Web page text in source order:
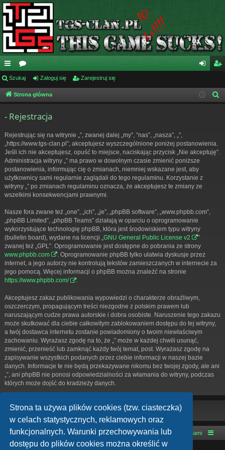
Strona ta używa plików cookies (tzw. ciasteczka)
w celach statystycznych, reklamowych oraz
funkcjonalnych. Warunki przechowywania lub
dostępu do plików cookies można określić w
ię
ce
or
a og ej
si
Szukaj Zaloguj się Zarejestruj się
Strona główna
- Rejestracja
Rejestrując się na witrynie „”, zwanej dalej „my”, ”nas”, „nasza”, „”,
„https://www.tgs-clan.pl”, akceptujesz wyszczególnione poniżej postanowienia.
Jeśli ich nie akceptujesz, opuść to miejsce, naciskając przycisk „Nie akceptuję”.
Administracja witryny „” ma prawo w dowolnym czasie zmienić poniższe
postanowienia, informując cię o zmianach, niemniej wskazane jest, aby
użytkownicy sami regularnie zaglądali do tego regulaminu. Korzystanie z
witryny „” po zmianach regulaminu oznacza, że akceptujesz te zmiany ze
wszelkimi konsekwencjami prawnymi.
Nasze fora zwane też „one”, „ich”, „je”, „phpBB software”, „www.phpbb.com”,
„phpBB Limited”, „phpBB Teams” działają w oparciu o oprogramowanie
wykorzystujące technologię phpBB, która jest środowiskiem typu witryny
(bulletin board), wydane na licencji „ GNU General Public License v2
”
zwanej też „GPL”. Oprogramowanie jest dostępne do pobrania ze strony
www.phpbb.com
. Oprogramowanie phpBB tylko ułatwia dyskusje przez
internet, a jego autorzy nie kontrolują tekstów zamieszczanych w internecie za
jego pomocą. Więcej informacji o phpBB można znaleźć na stronie
https://www.phpbb.com/
.
Akceptujesz zakaz publikowania wypowiedzi o charakterze obraźliwym,
oszczerczym, propagującym treści niezgodne z polskim prawem lub
naruszającym cudze prawa autorskie i dobra osobiste. Naruszenie tego zakazu
może skutkować dla ciebie całkowitym zablokowaniem dostępu do tej witryny,
a twój dostawca internetu zostanie powiadomiony o twoim niewłaściwym
zachowaniu. Wyrażasz zgodę na to, że „” może w każdej chwili usunąć,
zmienić, przenieść lub zamknąć każdy twój temat, post. Wyrażasz zgodę na
zapisywanie wszystkich podanych przez ciebie informacji w naszej bazie
danych. Informacje te nie będą przekazywane nikomu bez twojej zgody, ale ani
„”, ani phpBB nie ponosi odpowiedzialności za włamania do witryny, podczas
których może dojść do kradzieży danych.
Strona główna Kontakt z nami